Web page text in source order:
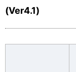
５．逆コンパイ
(Ver4.1)